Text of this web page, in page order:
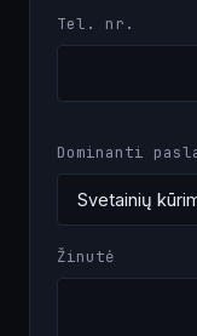
Tel. nr.
Dominanti
Žinutė